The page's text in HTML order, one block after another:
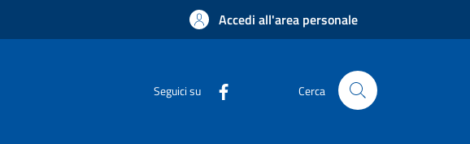
Accedi all'area personale
Seguici su Cerca